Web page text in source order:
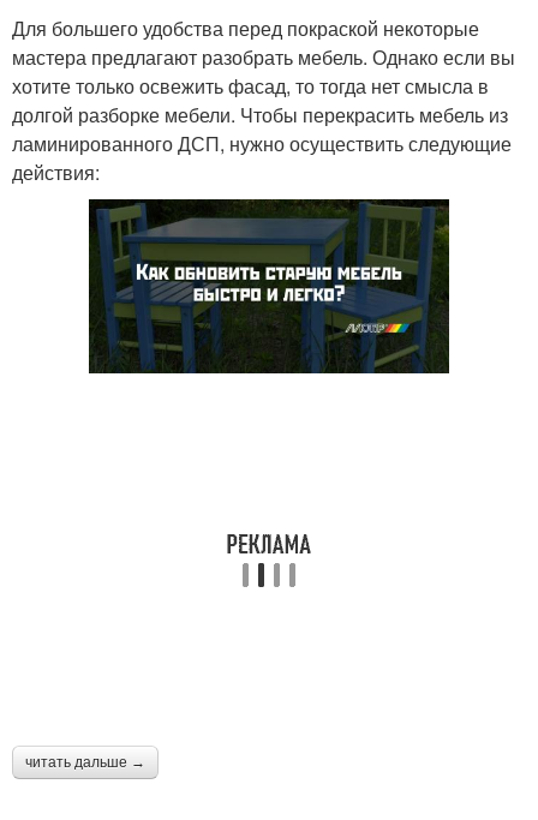
Для большего удобства перед покраской некоторые
мастера предлагают разобрать мебель. Однако если вы
хотите только освежить фасад, то тогда нет смысла в
долгой разборке мебели. Чтобы перекрасить мебель из
ламинированного ДСП, нужно осуществить следующие
действия:
читать дальше →